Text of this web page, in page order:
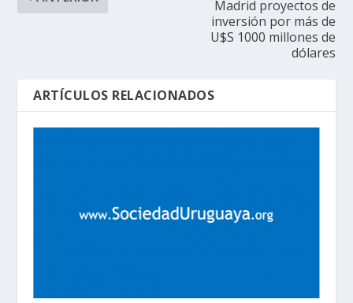
Madrid proyectos de
inversión por más de
U$S 1000 millones de
dólares
ARTÍCULOS RELACIONADOS